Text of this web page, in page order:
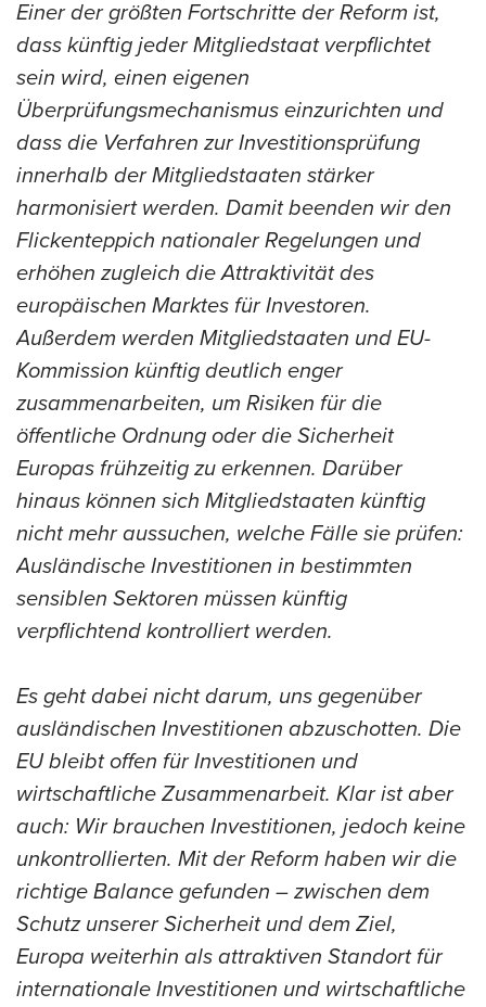
Einer der größten Fortschritte der Reform ist,
dass künftig jeder Mitgliedstaat verpflichtet
sein wird, einen eigenen
Überprüfungsmechanismus einzurichten und
dass die Verfahren zur Investitionsprüfung
innerhalb der Mitgliedstaaten stärker
harmonisiert werden. Damit beenden wir den
Flickenteppich nationaler Regelungen und
erhöhen zugleich die Attraktivität des
europäischen Marktes für Investoren.
Außerdem werden Mitgliedstaaten und EU-
Kommission künftig deutlich enger
zusammenarbeiten, um Risiken für die
öffentliche Ordnung oder die Sicherheit
Europas frühzeitig zu erkennen. Darüber
hinaus können sich Mitgliedstaaten künftig
nicht mehr aussuchen, welche Fälle sie prüfen:
Ausländische Investitionen in bestimmten
sensiblen Sektoren müssen künftig
verpflichtend kontrolliert werden.
Es geht dabei nicht darum, uns gegenüber
ausländischen Investitionen abzuschotten. Die
EU bleibt offen für Investitionen und
wirtschaftliche Zusammenarbeit. Klar ist aber
auch: Wir brauchen Investitionen, jedoch keine
unkontrollierten. Mit der Reform haben wir die
richtige Balance gefunden – zwischen dem
Schutz unserer Sicherheit und dem Ziel,
Europa weiterhin als attraktiven Standort für
internationale Investitionen und wirtschaftliche